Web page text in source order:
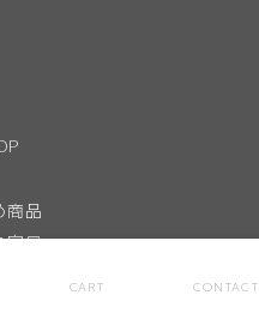
商品
家具
CART CONTACT